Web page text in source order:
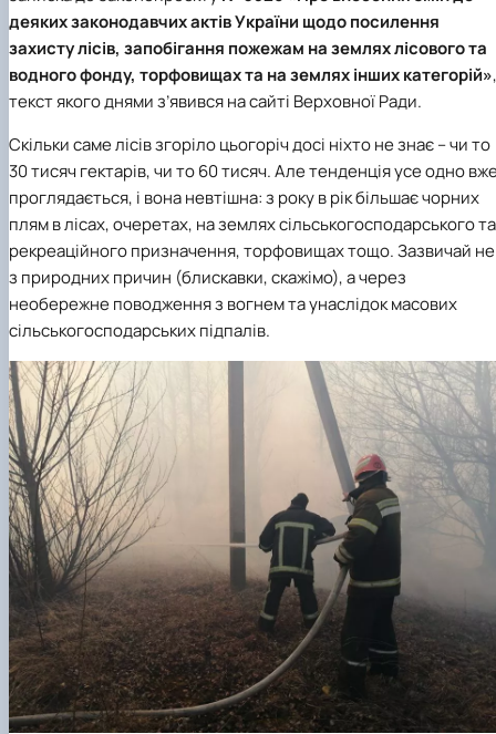
Іноземні мови
Працевлаштування
Їдальні та буфети
Студентські квитки
Центр вивчення мов
Психологічна підтримка
Інклюзивне середовище
Рада молодих вчених
Наукові школи
Стартап школа НУБіП України
Методичні рекомендації, пам'ятки
Форми документів
Патентно-ліцензійна діяльність
ЦКНО «Агропромисловий комплекс, лісове і
садово-паркове господарство, ветеринарна
медицина»
Обладнання НУБіП України
Біоетична комісія
Наукові видання
Досліднику та автору
Звіт про проведення НТЗ
Наукові журнали НУБіП України
Пам'ятка про проведення науково-
заходів
Порядок планування та організації
проведення НТЗ
Результати науково-технічних заходів
Монографії
Наука для бізнесу
Каталог наукових послуг
«SEB-2024»
Наглядова рада
Рада роботодавців
2020»
Історія університету
Видатні випускники та працівники
Пам'яті захисників України
Почесні доктори і професори НУБіП України
Університетський кур'єр
Вибори ректора
Програма розвитку університету
ініціатива – 2025»
Доступ до публічної інформації
Державні закупівлі
Антикорупційні заходи
Уповноважена особа з питань запобігання
Положення про антикорупційного
уповноваженого НУБіП України
Національні нормативно-правові акти
Нормативно-правові акти НУБіП України
Інформаційні ресурси НАЗК
Методичні роз’яснення НАЗК
Гендерна радниця
деяких законодавчих актів України щодо посилення
захисту лісів, запобігання пожежам на землях лісового та
водного фонду, торфовищах та на землях інших категорій»,
текст якого днями з’явився на сайті Верховної Ради.
Скільки саме лісів згоріло цьогоріч досі ніхто не знає – чи то
30 тисяч гектарів, чи то 60 тисяч. Але тенденція усе одно
проглядається, і вона невтішна: з року в рік більшає чорних
плям в лісах, очеретах, на землях сільськогосподарського та
рекреаційного призначення, торфовищах тощо. Зазвичай не
з природних причин (блискавки, скажімо), а через
необережне поводження з вогнем та унаслідок масових
сільськогосподарських підпалів.